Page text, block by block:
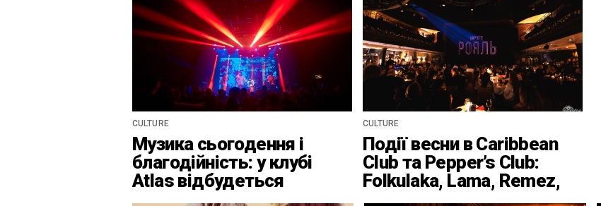
CULTURE
Музика сьогодення і
благодійність: у клубі
Atlas відбудеться
весняний «ГОМІН»
CULTURE
Події весни в Caribbean
Club та Pepper’s Club:
Folkulaka, Lama, Remez,
вар’єте «Рояль» і